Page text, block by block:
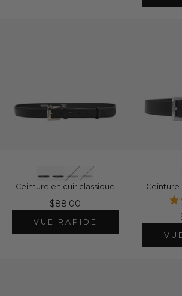
Ceinture en cuir classique
$88.00
VUE RAPIDE
Ceinture